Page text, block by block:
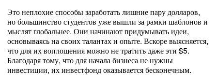
Это неплохие способы заработать лишние пару долларов,
но большинство студентов уже вышли за рамки шаблонов и
мыслят глобальнее. Они начинают придумывать идеи,
основываясь на своих талантах и опыте. Вскоре выясняется,
что для их воплощения можно не тратить даже эти $5.
Благодаря тому, что для начала бизнеса не нужны
инвестиции, их инвестфонд оказывается бесконечным.